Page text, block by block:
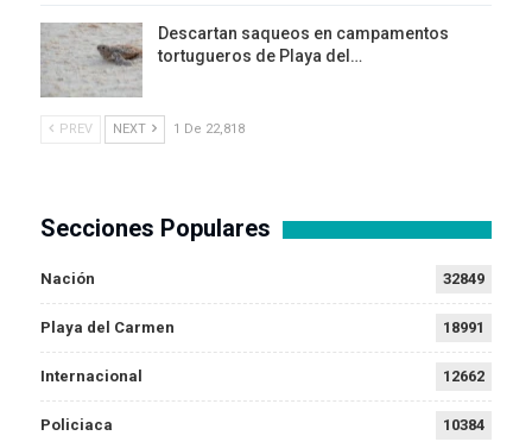
Descartan saqueos en campamentos
tortugueros de Playa del…
PREV NEXT 1 De 22,818
Secciones Populares
Nación 32849
Playa del Carmen 18991
Internacional 12662
Policiaca 10384